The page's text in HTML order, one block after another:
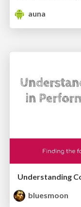
auna
bluesmoon